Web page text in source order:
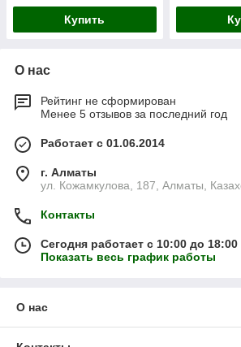
Купить
О нас
Рейтинг не сформирован
Менее 5 отзывов за последний год
Работает с 01.06.2014
г. Алматы
ул. Кожамкулова, 187, Алматы,
Контакты
Сегодня работает с 10:00 до 18:00
Показать весь график работы
О нас